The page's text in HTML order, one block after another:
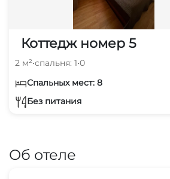
Коттедж номер 5
2 м²•спальня: 1•0
Спальных мест: 8
Без питания
Об отеле